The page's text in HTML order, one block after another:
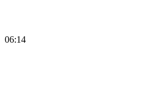
06:14